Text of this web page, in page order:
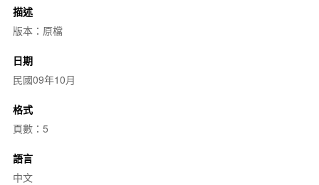
描述
版本：原檔
日期
民國09年10月
格式
頁數：5
語言
中文